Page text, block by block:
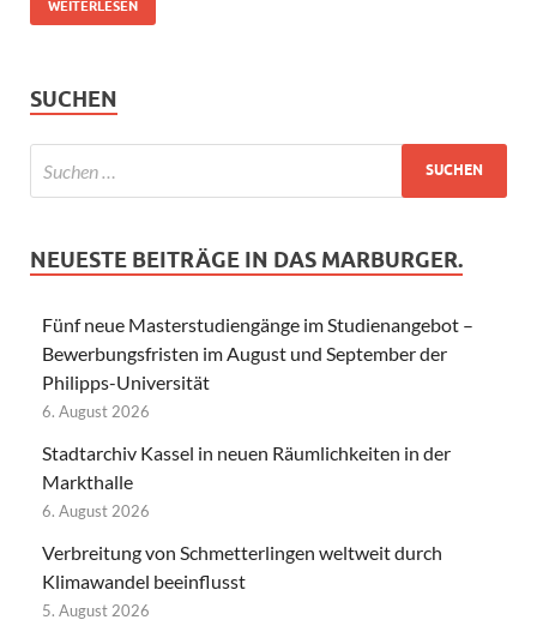
WEITERLESEN
SUCHEN
NEUESTE BEITRÄGE IN DAS MARBURGER.
Fünf neue Masterstudiengänge im Studienangebot –
Bewerbungsfristen im August und September der
Philipps-Universität
6. August 2026
Stadtarchiv Kassel in neuen Räumlichkeiten in der
Markthalle
6. August 2026
Verbreitung von Schmetterlingen weltweit durch
Klimawandel beeinflusst
5. August 2026